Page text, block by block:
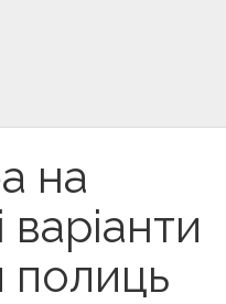
на
варіанти
полиць